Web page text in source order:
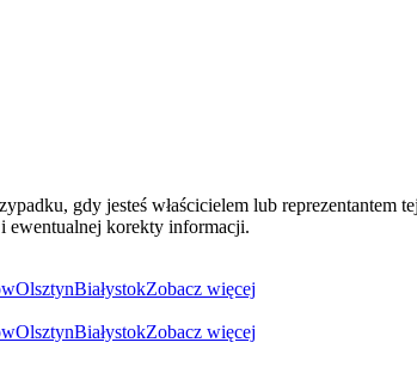
gdy jesteś właścicielem lub reprezentantem
ewentualnej korekty informacji.
OlsztynBiałystokZobacz więcej
OlsztynBiałystokZobacz więcej